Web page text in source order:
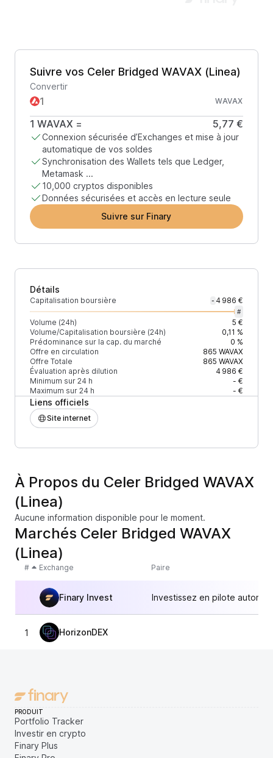
Suivre vos Celer Bridged WAVAX (Linea)
Convertir
WAVAX
1 WAVAX = 5,77 €
Connexion sécurisée d’Exchanges et mise à jour
automatique de vos soldes
Synchronisation des Wallets tels que Ledger,
Metamask ...
10,000 cryptos disponibles
Données sécurisées et accès en lecture seule
Suivre sur Finary
Détails
Capitalisation boursière - 4 986 €
#
Volume (24h)
5 €
Volume/Capitalisation boursière (24h)
0,11 %
Prédominance sur la cap. du marché
0 %
Offre en circulation
865 WAVAX
Offre Totale
865 WAVAX
Évaluation après dilution
4 986 €
Minimum sur 24 h
- €
Maximum sur 24 h
- €
Liens officiels
Site internet
À Propos du Celer Bridged WAVAX
(Linea)
Aucune information disponible pour le moment.
Marchés Celer Bridged WAVAX
(Linea)
# Exchange Paire
Finary Invest Investissez en pilote
1 HorizonDEX
PRODUIT
Portfolio Tracker
Investir en crypto
Finary Plus